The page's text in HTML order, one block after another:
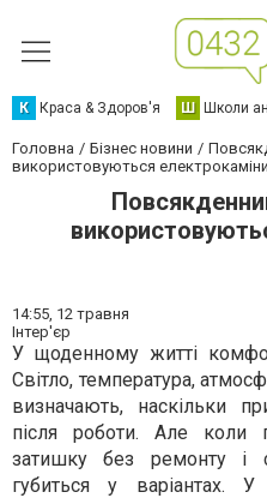
К Краса & Здоров'я Ш Школи
Головна Бізнес новини
використовуються електрокаміни
14:55, 12 травня
Інтер'єр
У щоденному житті
Світло, температура,
визначають, наскільки
після роботи. Але коли
затишку без ремонту і
губиться у варіантах. У